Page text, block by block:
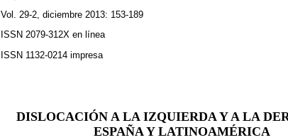
Vol. 29-2, diciembre 2013: 153-189
ISSN 2079-312X en línea
ISSN 1132-0214 impresa
DISLOCACIÓN A LA IZQUIERDA Y A LA
ESPAÑA Y LATINOAMÉRICA